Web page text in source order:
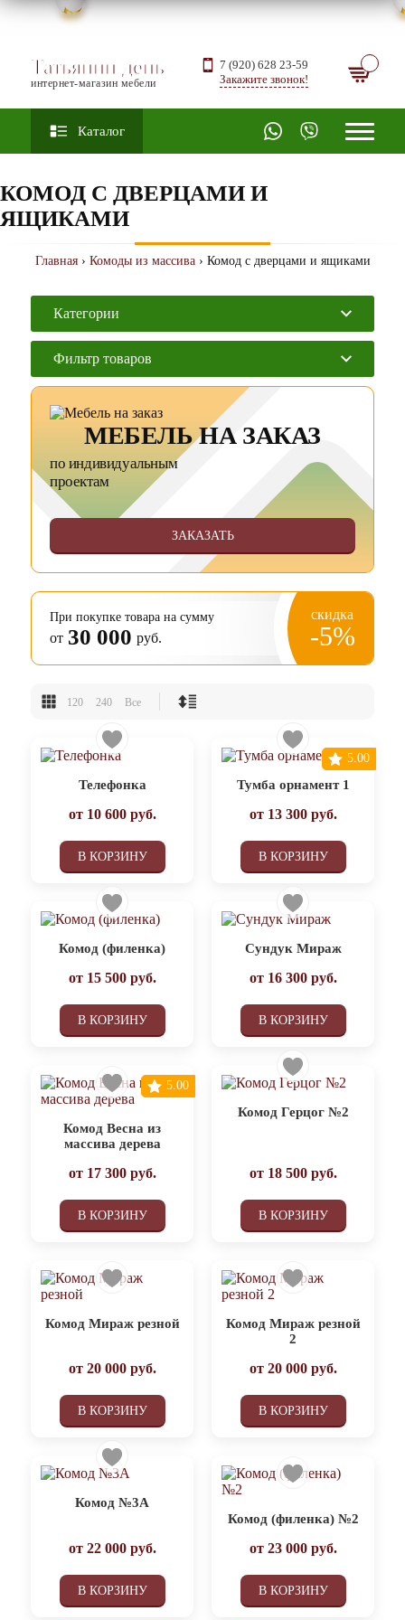
Татьянин день
интернет-магазин мебели
7 (920) 628 23-59
Закажите звонок!
Каталог
КОМОД С ДВЕРЦАМИ И
ЯЩИКАМИ
Главная› Комоды из массива› Комод с дверцами и ящиками
Категории
Фильтр товаров
МЕБЕЛЬ НА ЗАКАЗ
по индивидуальным
проектам
ЗАКАЗАТЬ
При покупке товара на сумму
от 30 000 руб.
скидка
-5%
120 240 Все
Телефонка
от 10 600руб.
В КОРЗИНУ
Тумба орнамент 1
от 13 300руб.
В КОРЗИНУ
5.00
Комод (филенка)
от 15 500руб.
В КОРЗИНУ
Сундук Мираж
от 16 300руб.
В КОРЗИНУ
Комод Весна из
массива дерева
от 17 300руб.
В КОРЗИНУ
5.00
Комод Герцог №2
от 18 500руб.
В КОРЗИНУ
Комод Мираж резной
от 20 000руб.
В КОРЗИНУ
Комод Мираж резной
2
от 20 000руб.
В КОРЗИНУ
Комод №3А
от 22 000руб.
В КОРЗИНУ
Комод (филенка) №2
от 23 000руб.
В КОРЗИНУ